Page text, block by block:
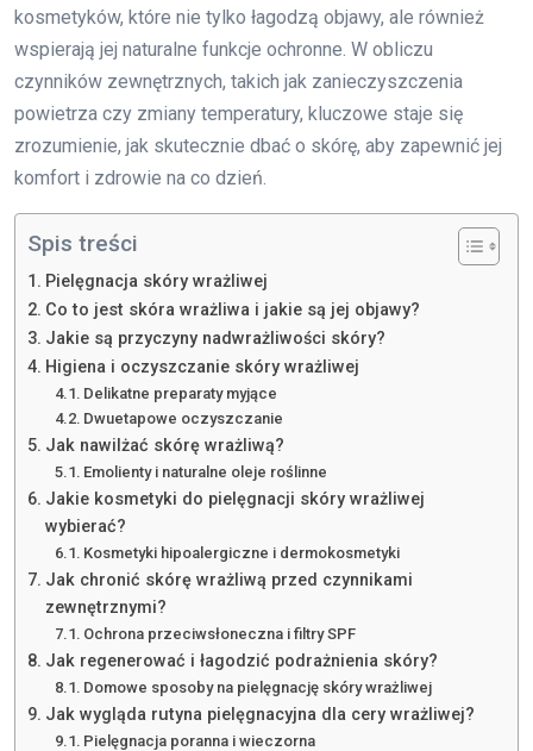
kosmetyków, które nie tylko łagodzą objawy, ale również
wspierają jej naturalne funkcje ochronne. W obliczu
czynników zewnętrznych, takich jak zanieczyszczenia
powietrza czy zmiany temperatury, kluczowe staje się
zrozumienie, jak skutecznie dbać o skórę, aby zapewnić jej
komfort i zdrowie na co dzień.
Spis treści
Pielęgnacja skóry wrażliwej
Co to jest skóra wrażliwa i jakie są jej objawy?
Jakie są przyczyny nadwrażliwości skóry?
Higiena i oczyszczanie skóry wrażliwej
Delikatne preparaty myjące
Dwuetapowe oczyszczanie
Jak nawilżać skórę wrażliwą?
Emolienty i naturalne oleje roślinne
Jakie kosmetyki do pielęgnacji skóry wrażliwej
wybierać?
Kosmetyki hipoalergiczne i dermokosmetyki
Jak chronić skórę wrażliwą przed czynnikami
zewnętrznymi?
Ochrona przeciwsłoneczna i filtry SPF
Jak regenerować i łagodzić podrażnienia skóry?
Domowe sposoby na pielęgnację skóry wrażliwej
Jak wygląda rutyna pielęgnacyjna dla cery wrażliwej?
Pielęgnacja poranna i wieczorna